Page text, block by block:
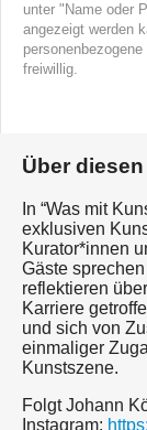
unter "Name oder
angezeigt werden
freiwillig.
Über
In “Was mit
exklusiven
Kurator*innen
Gäste
reflektieren
Karriere
und sich von
einmaliger
Kunstszene.
Folgt Johann
Instagram: